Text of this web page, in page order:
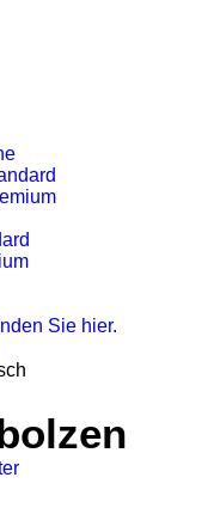
Sie hier.